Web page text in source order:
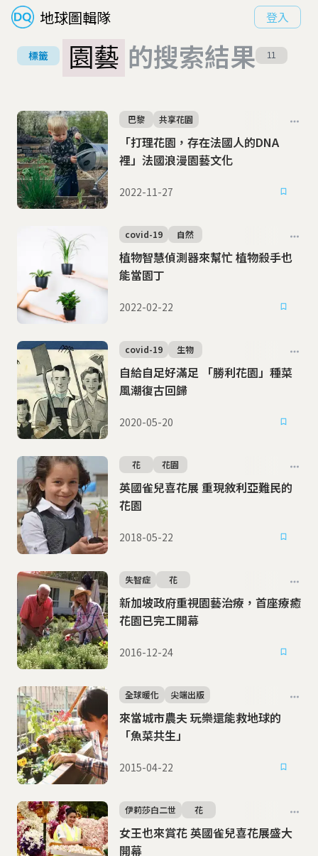
地球圖輯隊 登入
標籤 園藝 的搜索結果 11
「打理花園，存在法國人的DNA
裡」法國浪漫園藝文化
巴黎 共享花園
2022-11-27
植物智慧偵測器來幫忙 植物殺手也
能當園丁
covid-19 自然
2022-02-22
自給自足好滿足 「勝利花園」種菜
風潮復古回歸
covid-19 生物
2020-05-20
英國雀兒喜花展 重現敘利亞難民的
花園
花 花園
2018-05-22
新加坡政府重視園藝治療，首座療癒
花園已完工開幕
失智症 花
2016-12-24
來當城市農夫 玩樂還能救地球的
「魚菜共生」
全球暖化 尖端出版
2015-04-22
女王也來賞花 英國雀兒喜花展盛大
開幕
伊莉莎白二世 花